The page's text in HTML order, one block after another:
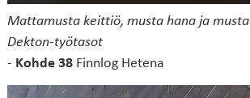
Mattamusta keittiö, musta hana ja
Dekton-työtasot
- Kohde 38Finnlog Hetena